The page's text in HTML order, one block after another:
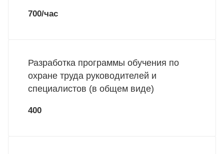
700/час
Разработка программы обучения по
охране труда руководителей и
специалистов (в общем виде)
400